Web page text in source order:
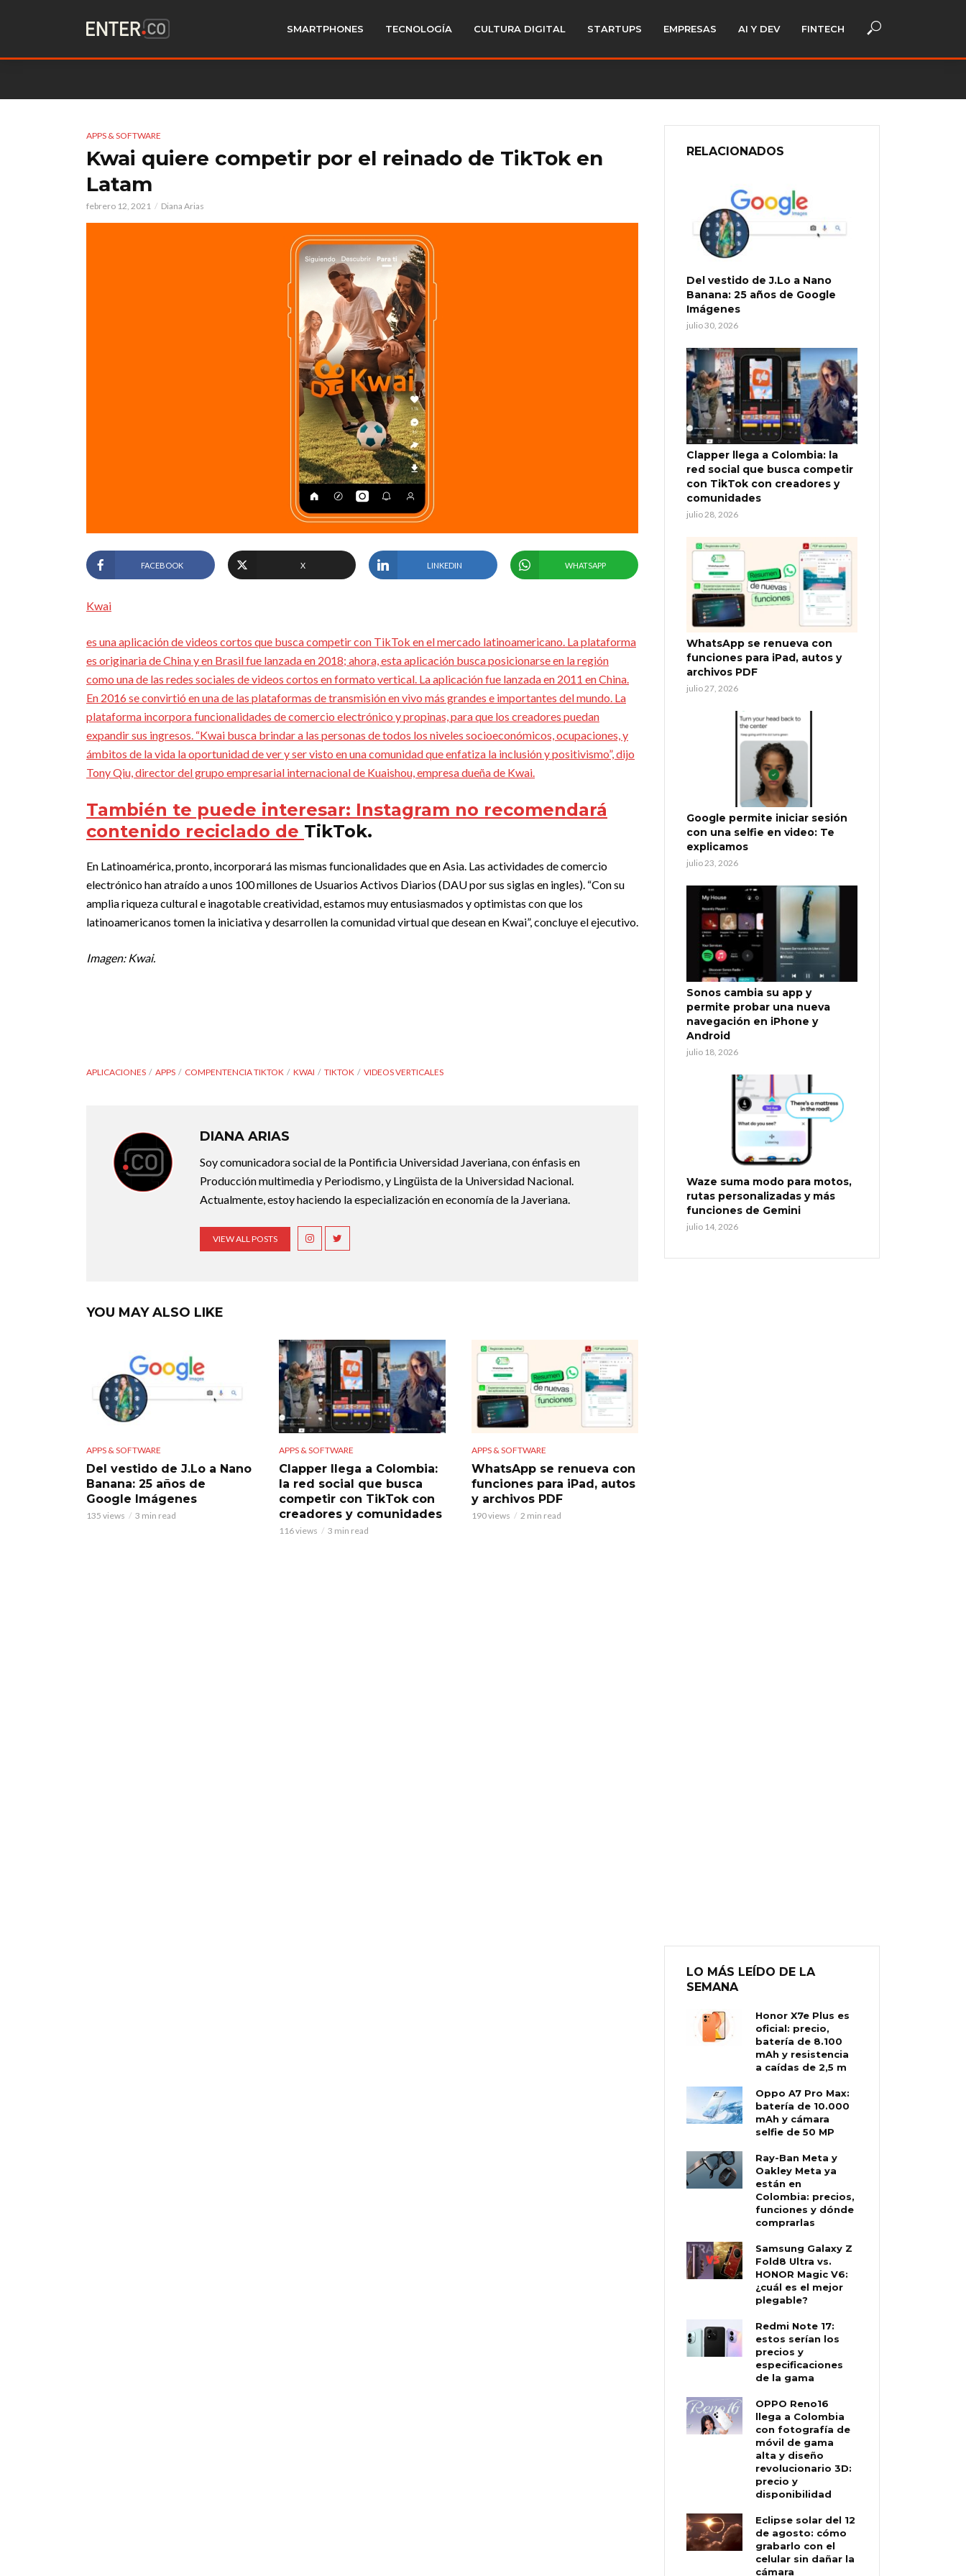
SMARTPHONES TECNOLOGÍA CULTURA DIGITAL STARTUPS EMPRESAS AI Y DEV FINTECH
APPS & SOFTWARE
Kwai quiere competir por el reinado de TikTok en
Latam
febrero 12, 2021 Diana Arias
FACEBOOK X LINKEDIN WHATSAPP
Kwai
es una aplicación de videos cortos que busca competir con TikTok en el mercado latinoamericano. La plataforma
es originaria de China y en Brasil fue lanzada en 2018; ahora, esta aplicación busca posicionarse en la región
como una de las redes sociales de videos cortos en formato vertical. La aplicación fue lanzada en 2011 en China.
En 2016 se convirtió en una de las plataformas de transmisión en vivo más grandes e importantes del mundo. La
plataforma incorpora funcionalidades de comercio electrónico y propinas, para que los creadores puedan
expandir sus ingresos. “Kwai busca brindar a las personas de todos los niveles socioeconómicos, ocupaciones, y
ámbitos de la vida la oportunidad de ver y ser visto en una comunidad que enfatiza la inclusión y positivismo”, dijo
Tony Qiu, director del grupo empresarial internacional de Kuaishou, empresa dueña de Kwai.
También te puede interesar: Instagram no recomendará
contenido reciclado de TikTok.
En Latinoamérica, pronto, incorporará las mismas funcionalidades que en Asia. Las actividades de comercio
electrónico han atraído a unos 100 millones de Usuarios Activos Diarios (DAU por sus siglas en ingles). “Con su
amplia riqueza cultural e inagotable creatividad, estamos muy entusiasmados y optimistas con que los
latinoamericanos tomen la iniciativa y desarrollen la comunidad virtual que desean en Kwai”, concluye el ejecutivo.
Imagen: Kwai.
APLICACIONES APPS COMPENTENCIA TIKTOK KWAI TIKTOK VIDEOS VERTICALES
DIANA ARIAS
Soy comunicadora social de la Pontificia Universidad Javeriana, con énfasis en
Producción multimedia y Periodismo, y Lingüista de la Universidad Nacional.
Actualmente, estoy haciendo la especialización en economía de la Javeriana.
VIEW ALL POSTS
YOU MAY ALSO LIKE
APPS & SOFTWARE
Del vestido de J.Lo a Nano
Banana: 25 años de
Google Imágenes
135 views 3 min read
APPS & SOFTWARE
Clapper llega a Colombia:
la red social que busca
competir con TikTok con
creadores y comunidades
116 views 3 min read
APPS & SOFTWARE
WhatsApp se renueva con
funciones para iPad, autos
y archivos PDF
190 views 2 min read
RELACIONADOS
Del vestido de J.Lo a Nano
Banana: 25 años de Google
Imágenes
julio 30, 2026
Clapper llega a Colombia: la
red social que busca competir
con TikTok con creadores y
comunidades
julio 28, 2026
WhatsApp se renueva con
funciones para iPad, autos y
archivos PDF
julio 27, 2026
Google permite iniciar sesión
con una selfie en video: Te
explicamos
julio 23, 2026
Sonos cambia su app y
permite probar una nueva
navegación en iPhone y
Android
julio 18, 2026
Waze suma modo para motos,
rutas personalizadas y más
funciones de Gemini
julio 14, 2026
LO MÁS LEÍDO DE LA
SEMANA
Honor X7e Plus es
oficial: precio,
batería de 8.100
mAh y resistencia
a caídas de 2,5 m
Oppo A7 Pro Max:
batería de 10.000
mAh y cámara
selfie de 50 MP
Ray-Ban Meta y
Oakley Meta ya
están en
Colombia: precios,
funciones y dónde
comprarlas
Samsung Galaxy Z
Fold8 Ultra vs.
HONOR Magic V6:
¿cuál es el mejor
plegable?
Redmi Note 17:
estos serían los
precios y
especificaciones
de la gama
OPPO Reno16
llega a Colombia
con fotografía de
móvil de gama
alta y diseño
revolucionario 3D:
precio y
disponibilidad
Eclipse solar del 12
de agosto: cómo
grabarlo con el
celular sin dañar la
cámara